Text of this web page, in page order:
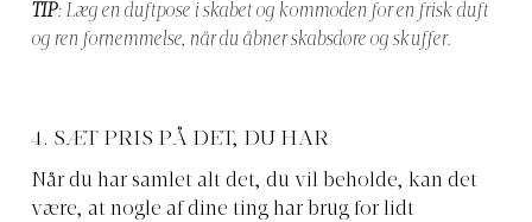
TIP: Læg en duftpose i skabet og kommoden for en frisk duft
og ren fornemmelse, når du åbner skabsdøre og skuffer.
4. SÆT PRIS PÅ DET, DU HAR
Når du har samlet alt det, du vil beholde, kan det
være, at nogle af dine ting har brug for lidt